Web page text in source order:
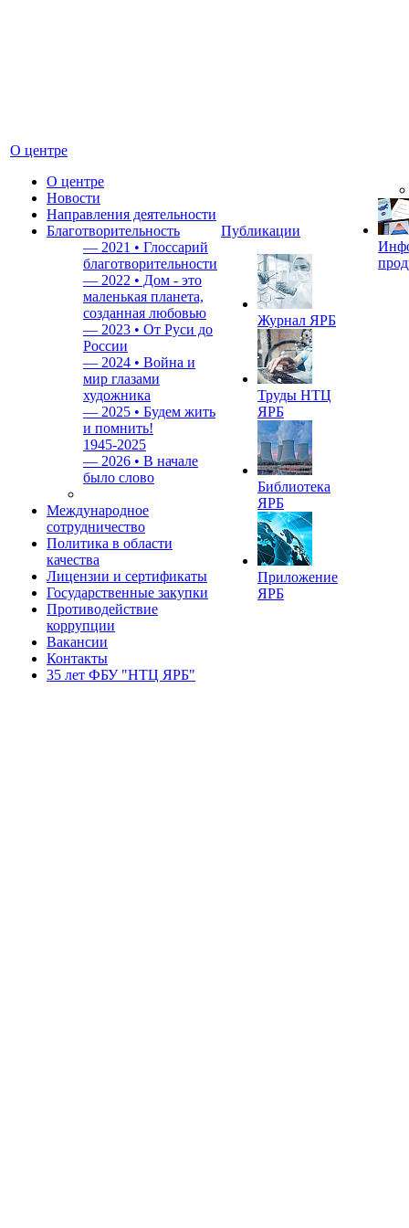
О центре
О центре
Новости
Направления деятельности
Благотворительность
— 2021 • Глоссарий
благотворительности
— 2022 • Дом - это
маленькая планета,
созданная любовью
— 2023 • От Руси до
России
— 2024 • Война и
мир глазами
художника
— 2025 • Будем жить
и помнить!
1945-2025
— 2026 • В начале
было слово
Международное
сотрудничество
Политика в области
качества
Лицензии и сертификаты
Государственные закупки
Противодействие
коррупции
Вакансии
Контакты
35 лет ФБУ "НТЦ ЯРБ"
Публикации
Журнал ЯРБ
Труды НТЦ
ЯРБ
Библиотека
ЯРБ
Приложение
ЯРБ